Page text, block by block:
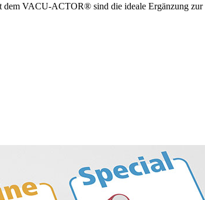
VACU-ACTOR® sind die ideale Ergänzung zur